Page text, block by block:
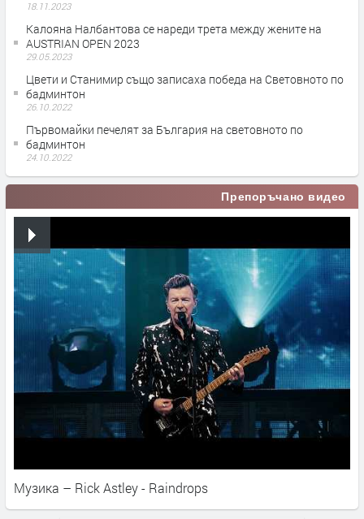
18.11.2023
Калояна Налбантова се нареди трета между жените на
AUSTRIAN OPEN 2023
29.05.2023
Цвети и Станимир също записаха победа на Световното по
бадминтон
26.10.2022
Първомайки печелят за България на световното по
бадминтон
24.10.2022
Препоръчано видео
Музика – Rick Astley - Raindrops